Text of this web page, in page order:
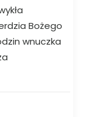
Bożego
wnuczka